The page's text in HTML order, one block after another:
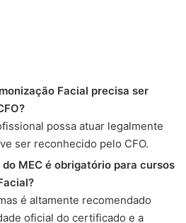
Facial precisa ser
possa atuar legalmente
ser reconhecido pelo CFO.
MEC é obrigatório para cursos
é altamente recomendado
oficial do certificado e a